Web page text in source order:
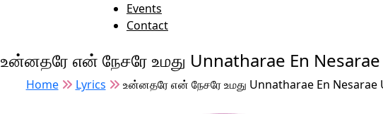
Events
Contact
உன்னதரே என் நேசரே உமது Unnatharae En
Home Lyrics உன்னதரே என் நேசரே உமது Unnatharae En Nesarae